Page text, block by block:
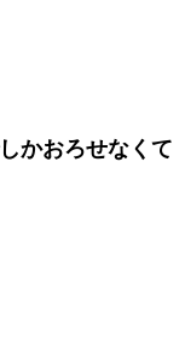
かおろせなくて